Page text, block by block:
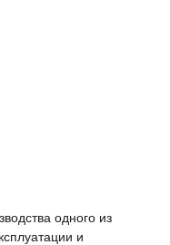
одного из
и